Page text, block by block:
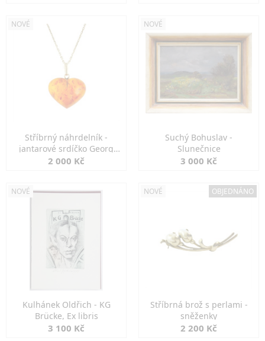
NOVÉ
Stříbrný náhrdelník -
jantarové srdíčko Georg
Kramer
2 000 Kč
NOVÉ
Suchý Bohuslav -
Slunečnice
3 000 Kč
NOVÉ
Kulhánek Oldřich - KG
Brücke, Ex libris
3 100 Kč
NOVÉ OBJEDNÁNO
Stříbrná brož s perlami -
sněženky
2 200 Kč